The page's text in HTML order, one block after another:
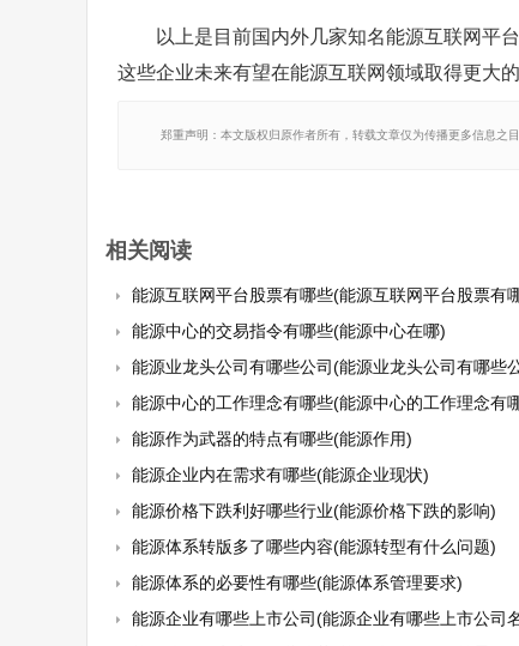
以上是目前国内外几家知名能源互联网平
这些企业未来有望在能源互联网领域取得更大的
郑重声明：本文版权归原作者所有，转载文章仅为传播更多信息之
相关阅读
能源互联网平台股票有哪些(能源互联网平台股票有
能源中心的交易指令有哪些(能源中心在哪)
能源业龙头公司有哪些公司(能源业龙头公司有哪些
能源中心的工作理念有哪些(能源中心的工作理念有
能源作为武器的特点有哪些(能源作用)
能源企业内在需求有哪些(能源企业现状)
能源价格下跌利好哪些行业(能源价格下跌的影响)
能源体系转版多了哪些内容(能源转型有什么问题)
能源体系的必要性有哪些(能源体系管理要求)
能源企业有哪些上市公司(能源企业有哪些上市公司